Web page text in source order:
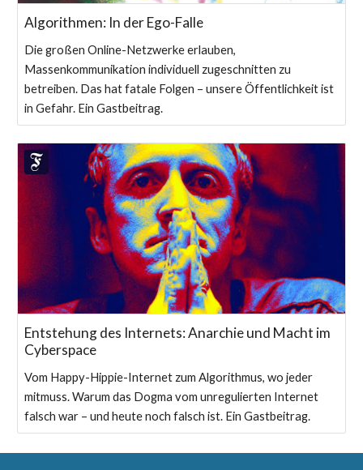
Algorithmen: In der Ego-Falle
Die großen Online-Netzwerke erlauben,
Massenkommunikation individuell zugeschnitten zu
betreiben. Das hat fatale Folgen – unsere Öffentlichkeit ist
in Gefahr. Ein Gastbeitrag.
Entstehung des Internets: Anarchie und Macht im
Cyberspace
Vom Happy-Hippie-Internet zum Algorithmus, wo jeder
mitmuss. Warum das Dogma vom unregulierten Internet
falsch war – und heute noch falsch ist. Ein Gastbeitrag.